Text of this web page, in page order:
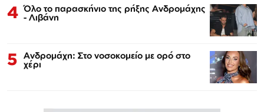
4 Όλο το παρασκήνιο της ρήξης Ανδρομάχης
- Λιβάνη
5 Ανδρομάχη: Στο νοσοκομείο με ορό στο
χέρι